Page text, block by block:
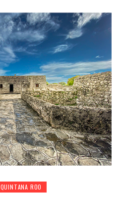
QUINTANA ROO